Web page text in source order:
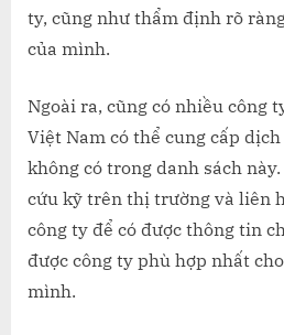
ty, cũng như thẩm định rõ
của mình.
Ngoài ra, cũng có nhiều công
Việt Nam có thể cung cấp
không có trong danh sách
cứu kỹ trên thị trường và liên
công ty để có được thông tin
được công ty phù hợp nhất
mình.